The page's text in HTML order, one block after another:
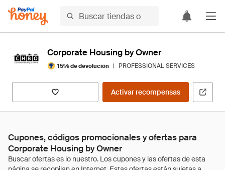
Corporate Housing by Owner
15% de devolución | PROFESSIONAL SERVICES
Activar recompensas
Cupones, códigos promocionales y ofertas para
Corporate Housing by Owner